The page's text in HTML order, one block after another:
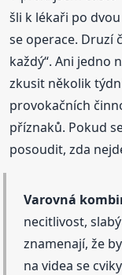
šli k lékaři po
se operace. Druzí
každý“. Ani jedno
zkusit několik
provokačních
příznaků. Pokud
posoudit, zda
Varovná
necitlivost,
znamenají, že
na videa se